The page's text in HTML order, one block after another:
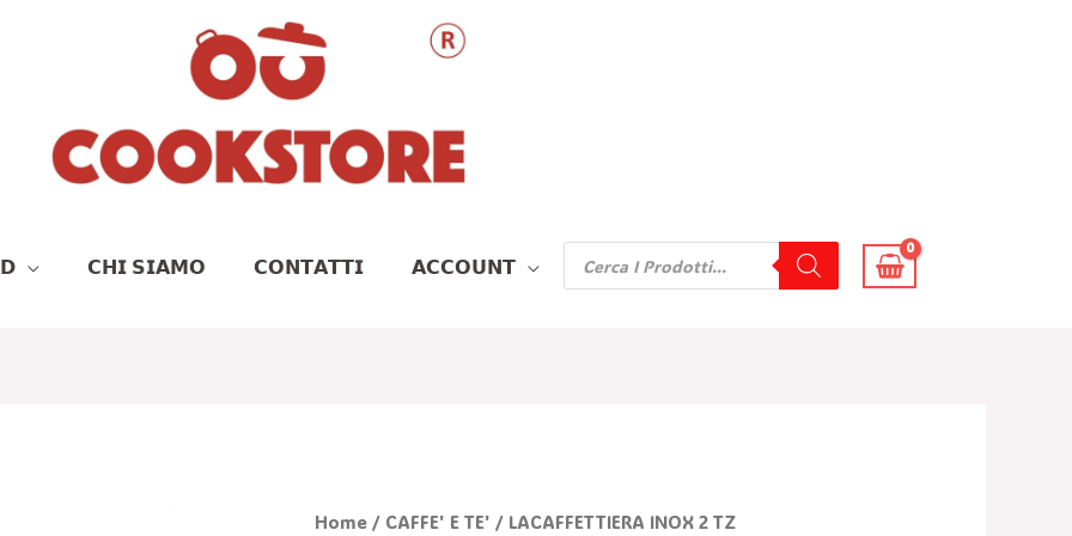
𝗖𝗛𝗜 𝗦𝗜𝗔𝗠𝗢 𝗖𝗢𝗡𝗧𝗔𝗧𝗧𝗜 𝗔𝗖𝗖𝗢𝗨𝗡𝗧
Products
Search
Home / CAFFE' E TE' / LACAFFETTIERA INOX 2 TZ
Il
Il
LACAFFETTIERA